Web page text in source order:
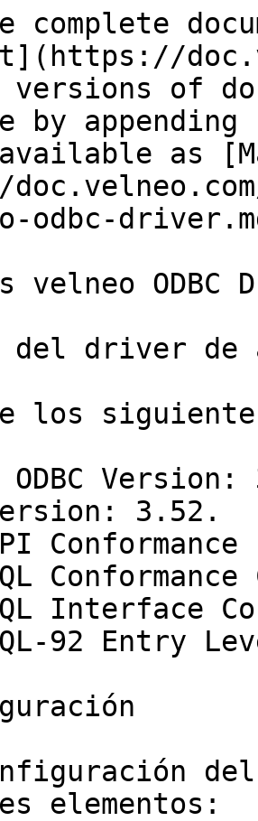
complete
versions of
by
as
odbc-
velneo ODBC
driver de
los
Version:
3.52.
Interface
92 Entry
elementos: